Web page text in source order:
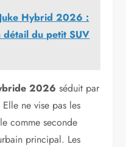
Hybrid 2026 :
du petit SUV
2026 séduit par
ne vise pas les
comme seconde
principal. Les